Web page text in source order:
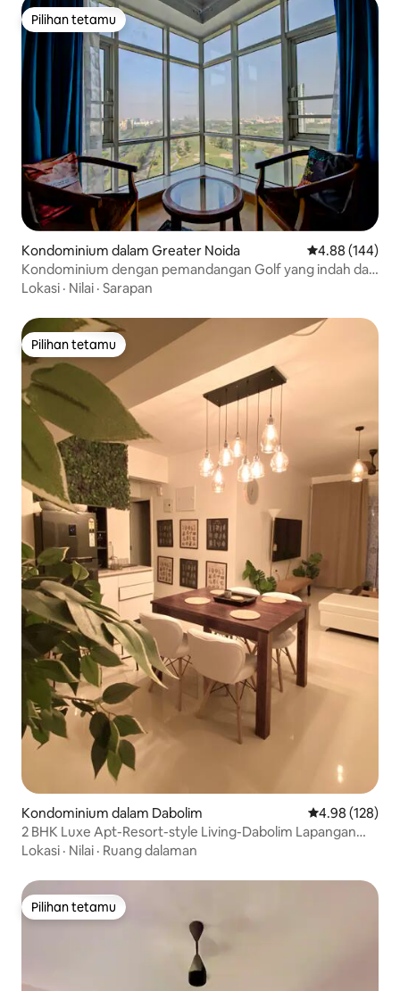
Pilihan tetamu
Pilihan tetamu
Kondominium dalam Greater Noida Penarafan
4.88 (144)
Kondominium dengan pemandangan Golf yang indah dan
berhampiran Expo Mart!
Lokasi · Nilai · Sarapan
Pilihan tetamu
Pilihan tetamu
Kondominium dalam Dabolim Penarafan
4.98 (128)
2 BHK Luxe Apt-Resort-style Living-Dabolim Lapangan
Terbang
Lokasi · Nilai · Ruang dalaman
Pilihan tetamu
Pilihan tetamu